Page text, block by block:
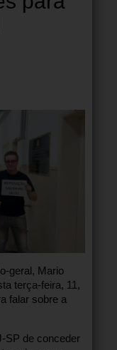
geral, Mario
terça-feira, 11,
falar sobre a
SP de conceder